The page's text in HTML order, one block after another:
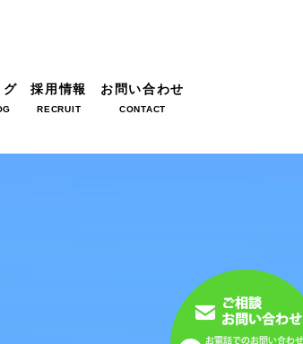
グ 採用情報
RECRUIT
お問い合わせ
CONTACT